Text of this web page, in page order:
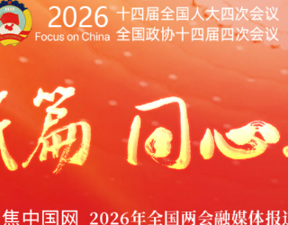
境电商发展峰会隆重召开